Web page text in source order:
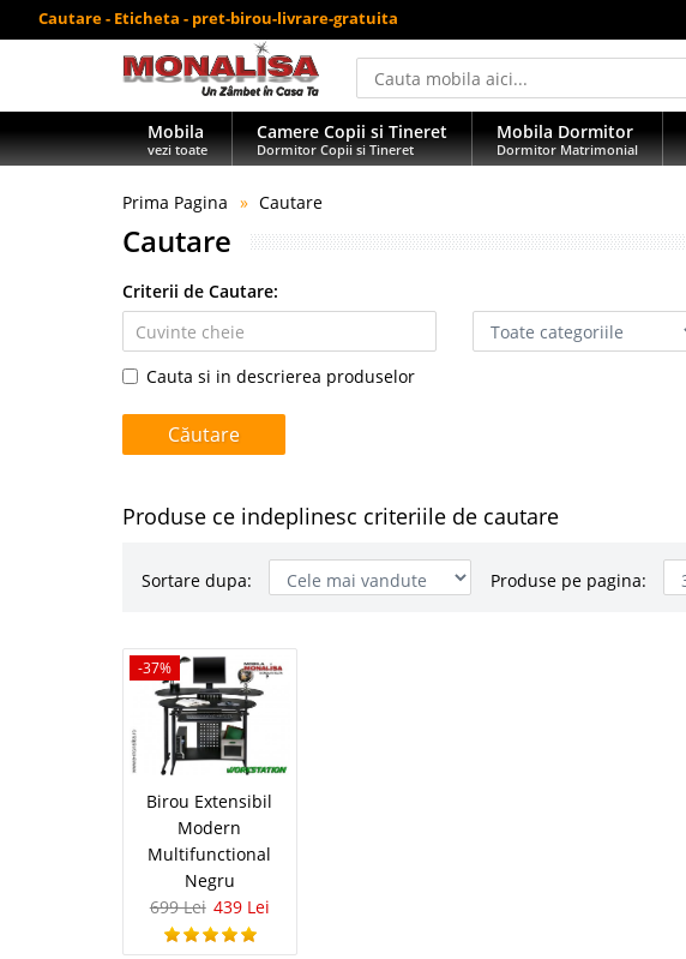
Cautare - Eticheta - pret-birou-livrare-gratuita
Mobila
vezi toate
Camere Copii si Tineret
Dormitor Copii si Tineret
Mobila Dormitor
Dormitor Matrimonial
Prima Pagina Cautare
Cautare
Criterii de Cautare:
Cauta si in descrierea produselor
Produse ce indeplinesc criteriile de cautare
Sortare dupa: Produse pe pagina:
-37%
-37%
Birou Extensibil
Modern
Multifunctional
Negru
699 Lei 439 Lei